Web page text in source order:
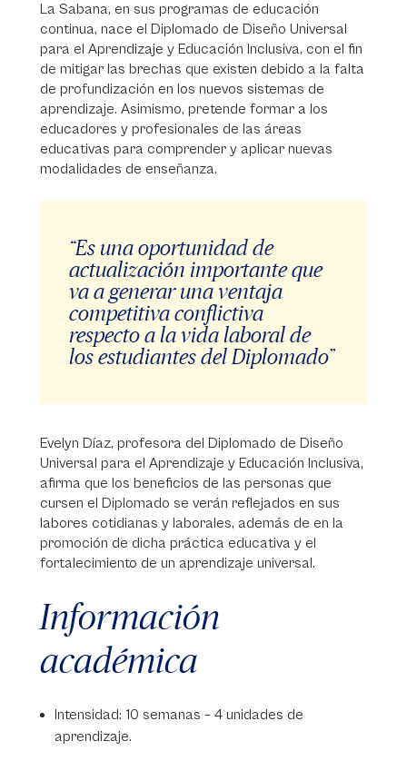
La Sabana, en sus programas de educación
continua, nace el Diplomado de Diseño Universal
para el Aprendizaje y Educación Inclusiva, con el fin
de mitigar las brechas que existen debido a la falta
de profundización en los nuevos sistemas de
aprendizaje. Asimismo, pretende formar a los
educadores y profesionales de las áreas
educativas para comprender y aplicar nuevas
modalidades de enseñanza.
“Es una oportunidad de
actualización importante que
va a generar una ventaja
competitiva conflictiva
respecto a la vida laboral de
los estudiantes del Diplomado”
Evelyn Díaz, profesora del Diplomado de Diseño
Universal para el Aprendizaje y Educación Inclusiva,
afirma que los beneficios de las personas que
cursen el Diplomado se verán reflejados en sus
labores cotidianas y laborales, además de en la
promoción de dicha práctica educativa y el
fortalecimiento de un aprendizaje universal.
Información
académica
Intensidad: 10 semanas – 4 unidades de
aprendizaje.